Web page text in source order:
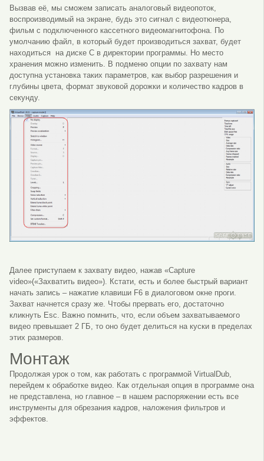
Вызвав её, мы сможем записать аналоговый видеопоток,
воспроизводимый на экране, будь это сигнал с видеотюнера,
фильм с подключенного кассетного видеомагнитофона. По
умолчанию файл, в который будет производиться захват, будет
находиться на диске C в директории программы. Но место
хранения можно изменить. В подменю опции по захвату нам
доступна установка таких параметров, как выбор разрешения и
глубины цвета, формат звуковой дорожки и количество кадров в
секунду.
Далее приступаем к захвату видео, нажав «Capture
video»(«Захватить видео»). Кстати, есть и более быстрый вариант
начать запись – нажатие клавиши F6 в диалоговом окне проги.
Захват начнется сразу же. Чтобы прервать его, достаточно
кликнуть Esc. Важно помнить, что, если объем захватываемого
видео превышает 2 ГБ, то оно будет делиться на куски в пределах
этих размеров.
Монтаж
Продолжая урок о том, как работать с программой VirtualDub,
перейдем к обработке видео. Как отдельная опция в программе она
не представлена, но главное – в нашем распоряжении есть все
инструменты для обрезания кадров, наложения фильтров и
эффектов.